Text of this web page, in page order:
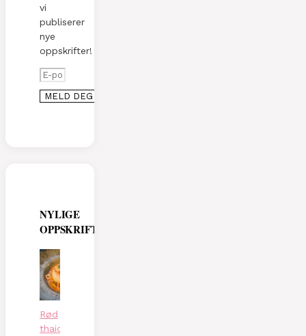
vi
publiserer
nye
oppskrifter!
NYLIGE
OPPSKRIFTER
Rød
thaicurry